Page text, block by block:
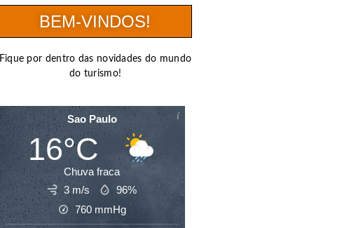
BEM-VINDOS!
Fique por dentro das novidades do mundo
do turismo!
Sao Paulo
16°C
Chuva fraca
3 m/s
96%
760 mmHg